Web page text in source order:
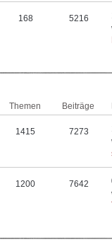
168 5216
Themen Beiträge
1415 7273
1200 7642